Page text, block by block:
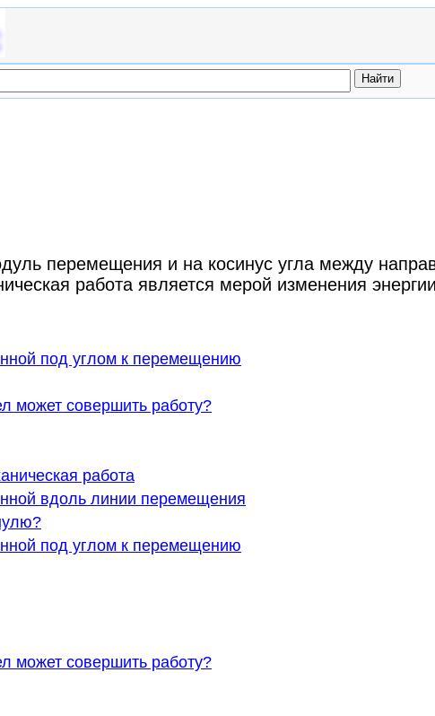
перемещения и на косинус угла между
работа является мерой изменения
под углом к перемещению
может совершить работу?
работа
вдоль линии перемещения
под углом к перемещению
может совершить работу?